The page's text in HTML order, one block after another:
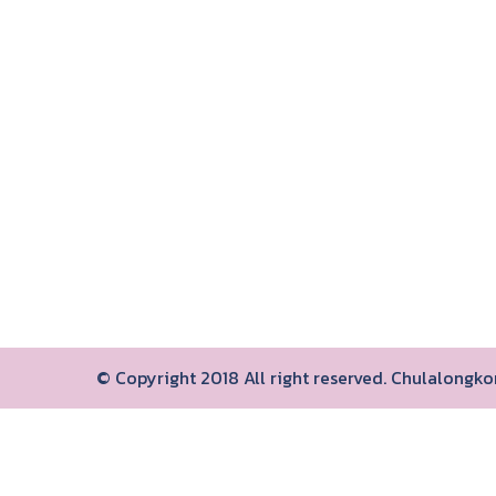
© Copyright 2018 All right reserved.